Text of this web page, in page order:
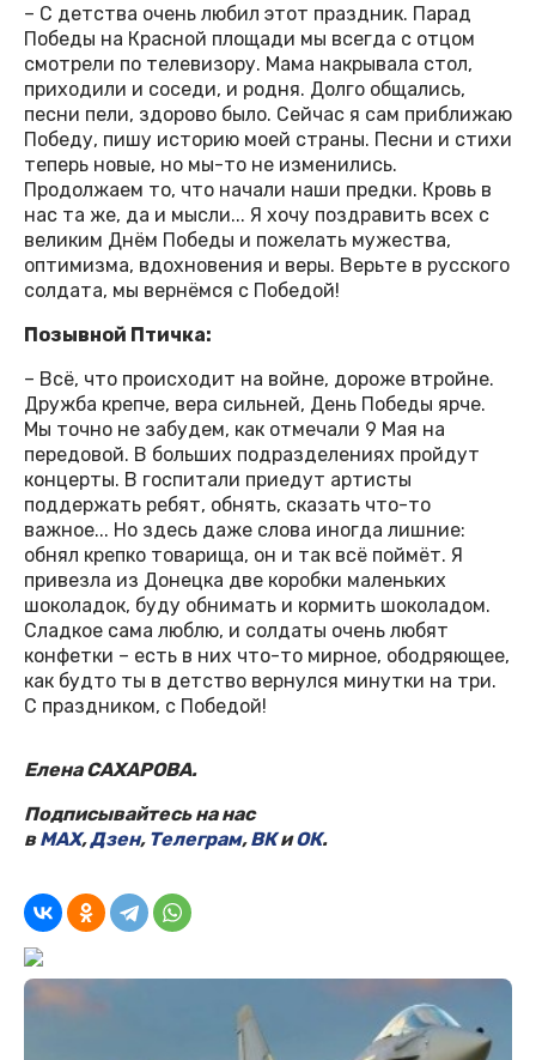
– С детства очень любил этот праздник. Парад
Победы на Красной площади мы всегда с отцом
смотрели по телевизору. Мама накрывала стол,
приходили и соседи, и родня. Долго общались,
песни пели, здорово было. Сейчас я сам приближаю
Победу, пишу историю моей страны. Песни и стихи
теперь новые, но мы-то не изменились.
Продолжаем то, что начали наши предки. Кровь в
нас та же, да и мысли... Я хочу поздравить всех с
великим Днём Победы и пожелать мужества,
оптимизма, вдохновения и веры. Верьте в русского
солдата, мы вернёмся с Победой!
Позывной Птичка:
– Всё, что происходит на войне, дороже втройне.
Дружба крепче, вера сильней, День Победы ярче.
Мы точно не забудем, как отмечали 9 Мая на
передовой. В больших подразделениях пройдут
концерты. В госпитали приедут артисты
поддержать ребят, обнять, сказать что-то
важное... Но здесь даже слова иногда лишние:
обнял крепко товарища, он и так всё поймёт. Я
привезла из Донецка две коробки маленьких
шоколадок, буду обнимать и кормить шоколадом.
Сладкое сама люблю, и солдаты очень любят
конфетки – есть в них что-то мирное, ободряющее,
как будто ты в детство вернулся минутки на три.
С праздником, с Победой!
Елена САХАРОВА.
Подписывайтесь на нас
вMAX,Дзен, Телеграм,ВКиОК.